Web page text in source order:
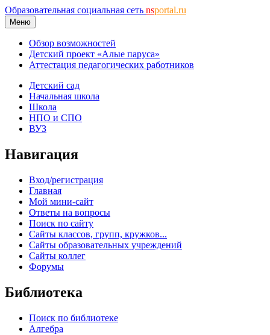
Образовательная социальная сеть nsportal.ru
Меню
Обзор возможностей
Детский проект «Алые паруса»
Аттестация педагогических работников
Детский сад
Начальная школа
Школа
НПО и СПО
ВУЗ
Навигация
Вход/регистрация
Главная
Мой мини-сайт
Ответы на вопросы
Поиск по сайту
Сайты классов, групп, кружков...
Сайты образовательных учреждений
Сайты коллег
Форумы
Библиотека
Поиск по библиотеке
Алгебра